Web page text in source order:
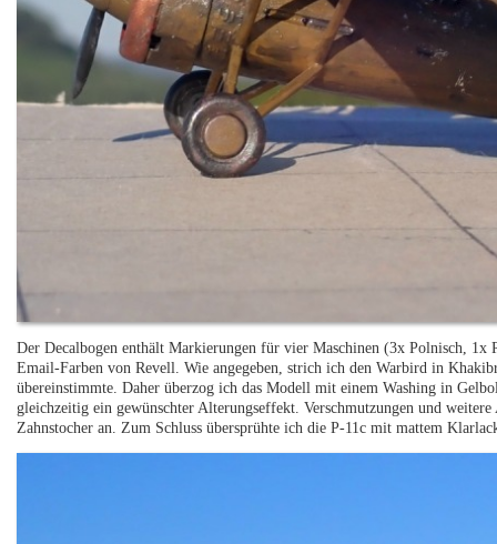
Der Decalbogen enthält Markierungen für vier Maschinen (3x Polnisch,
Email-Farben von Revell. Wie angegeben, strich ich den Warbird in
übereinstimmte. Daher überzog ich das Modell mit einem Washing in
gleichzeitig ein gewünschter Alterungseffekt. Verschmutzungen und
Zahnstocher an. Zum Schluss übersprühte ich die P-11c mit mattem